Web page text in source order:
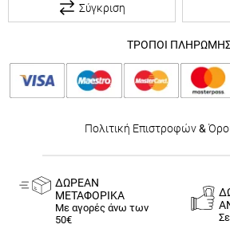
Σύγκριση
ΤΡΟΠΟΙ
Πολιτική Επιστροφών&
ΔΩΡΕΑΝ
ΜΕΤΑΦΟΡΙΚΑ
Με αγορές άνω των
50€